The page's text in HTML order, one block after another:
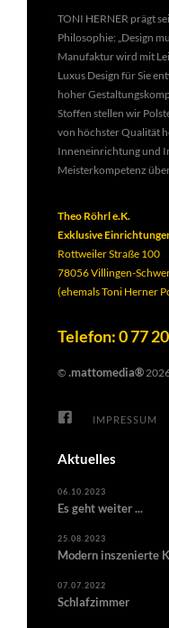
TONI HERNER prägt
Philosophie: „Design
Manufaktur wird mit
Luxus Design für Sie
hoher
Stoffen stellen wir
von höchster Qualität
Inneneinrichtung und
Meisterkompetenz
Theo Röhrl e.K.
Exklusive
Rottweiler Straße 100
78056 Villingen-
(ehemals Toni Herner
Telefon: 0 77
© .mattomedia®
IMPRESSUM
Aktuelles
06.10.2023
Es geht weiter ...
25.08.2023
Modern inszenierte
07.07.2022
Schlafzimmer